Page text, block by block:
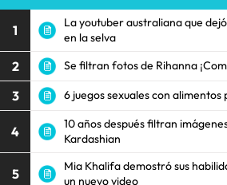
1
La youtuber australiana que
en la selva
2 Se filtran fotos de Rihanna
3 6 juegos sexuales con alimentos
4
10 años después filtran
Kardashian
5
Mia Khalifa demostró sus
un nuevo video